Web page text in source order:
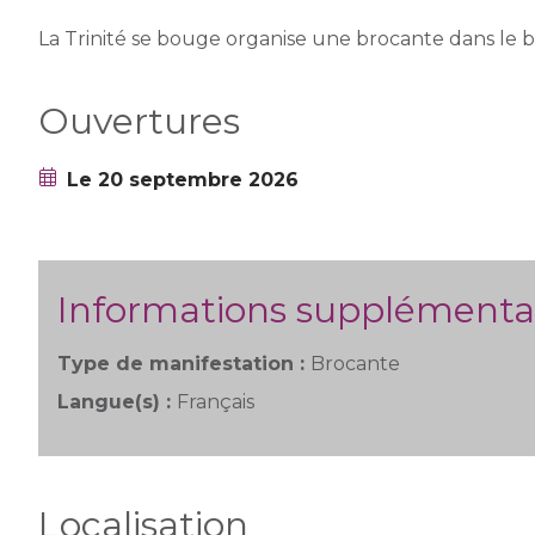
La Trinité se bouge organise une brocante dans le
Ouvertures
Le 20 septembre 2026
Informations
Type de manifestation : Brocante
Langue(s) : Français
Localisation